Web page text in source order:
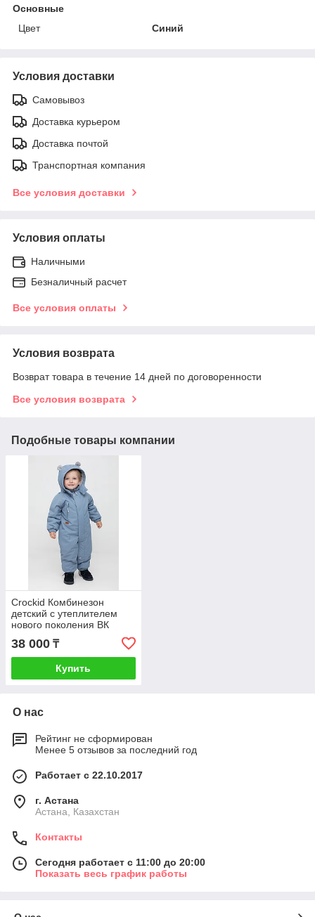
Основные
Цвет
Синий
Условия доставки
Самовывоз
Доставка курьером
Доставка почтой
Транспортная компания
Все условия доставки
Условия оплаты
Наличными
Безналичный расчет
Все условия оплаты
Условия возврата
Возврат товара в течение 14 дней по договоренности
Все условия возврата
Подобные товары компании
Crockid Комбинезон
детский с утеплителем
нового поколения ВК
60118/3 , р 74-80/52
38 000 ₸
Купить
О нас
Рейтинг не сформирован
Менее 5 отзывов за последний год
Работает с 22.10.2017
г. Астана
Астана, Казахстан
Контакты
Сегодня работает с 11:00 до 20:00
Показать весь график работы